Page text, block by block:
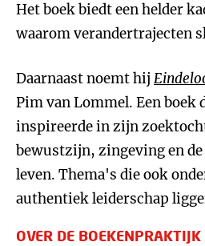
Het boek biedt een helder
waarom verandertrajecten
Daarnaast noemt hij
Pim van Lommel. Een boek
inspireerde in zijn
bewustzijn, zingeving en
leven. Thema's die ook
authentiek leiderschap
OVER DE BOEKENPRAKTIJK